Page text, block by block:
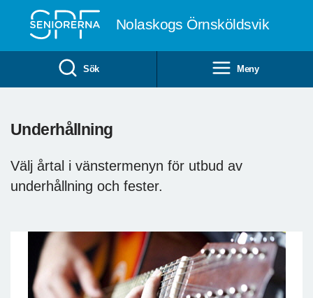
Nolaskogs Örnsköldsvik
Sök Meny
Underhållning
Välj årtal i vänstermenyn för utbud av
underhållning och fester.